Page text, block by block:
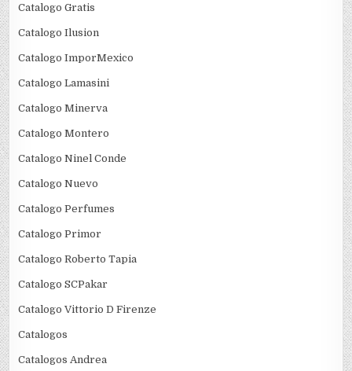
Catalogo Gratis
Catalogo Ilusion
Catalogo ImporMexico
Catalogo Lamasini
Catalogo Minerva
Catalogo Montero
Catalogo Ninel Conde
Catalogo Nuevo
Catalogo Perfumes
Catalogo Primor
Catalogo Roberto Tapia
Catalogo SCPakar
Catalogo Vittorio D Firenze
Catalogos
Catalogos Andrea